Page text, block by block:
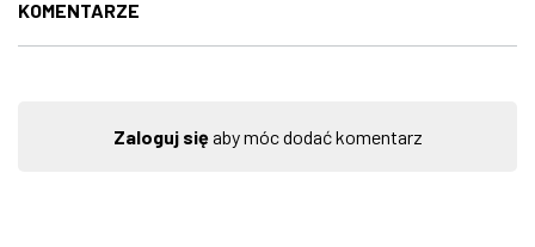
KOMENTARZE
Zaloguj sięaby móc dodać komentarz